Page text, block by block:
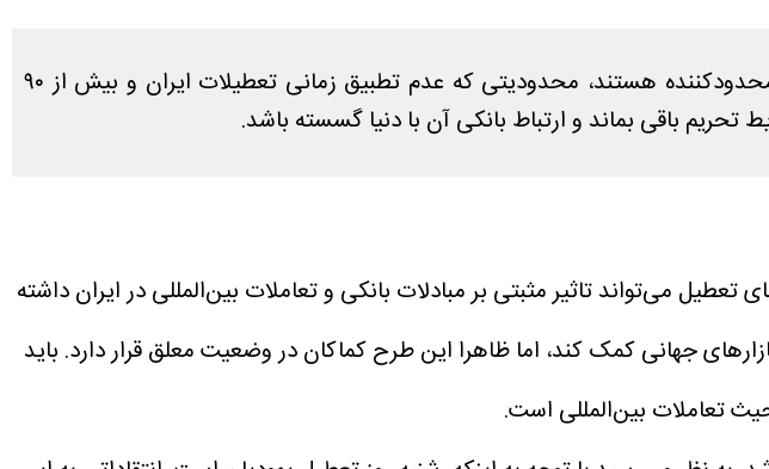
صادرات، واردات، کارکرد بانک‌ها و فعالیت‌های اقتصادی چهار ضلع اصلی یک مربع قرمز محدودکننده هستند، محدودیتی که عدم تطبیق زمانی تعطیلات ایران و بیش از ۹۰
باقی بماند و ارتباط بانکی آن با دنیا گسسته باشد.
تعطیل می‌تواند تاثیر مثبتی بر مبادلات بانکی و تعاملات بین‌المللی در ایران داشته
جهانی کمک کند، اما ظاهرا این طرح کماکان در وضعیت معلق قرار دارد. باید
تعاملات بین‌المللی است.